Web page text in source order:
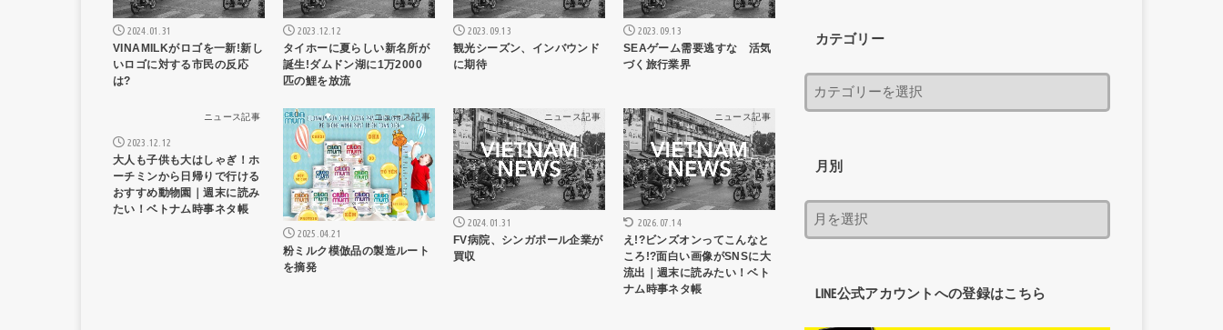
2024.01.31
VINAMILKがロゴを一新!新し
いロゴに対する市民の反応
は?
2023.12.12
タイホーに夏らしい新名所が
誕生!ダムドン湖に1万2000
匹の鯉を放流
2023.09.13
観光シーズン、インバウンド
に期待
2023.09.13
SEAゲーム需要逃すな 活気
づく旅行業界
ニュース記事
2023.12.12
大人も子供も大はしゃぎ！ホ
ーチミンから日帰りで行ける
おすすめ動物園｜週末に読み
たい！ベトナム時事ネタ帳
ニュース記事
2025.04.21
粉ミルク模倣品の製造ルート
を摘発
ニュース記事
2024.01.31
FV病院、シンガポール企業が
買収
ニュース記事
2026.07.14
え!?ビンズオンってこんなと
ころ!?面白い画像がSNSに大
流出｜週末に読みたい！ベト
ナム時事ネタ帳
カテゴリー
月別
LINE公式アカウントへの登録はこちら